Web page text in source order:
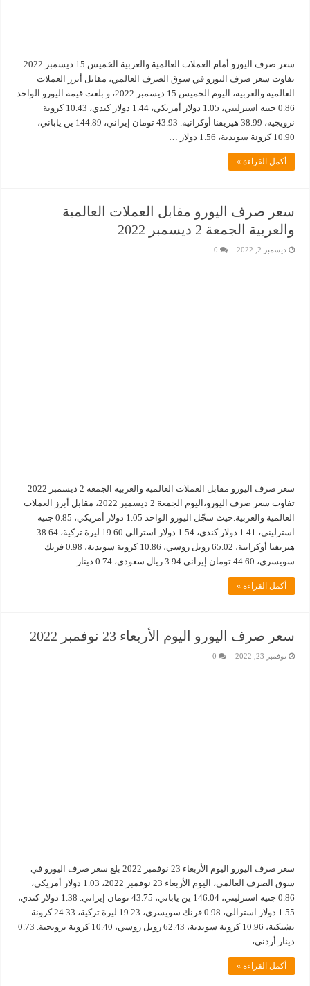
سعر صرف اليورو أمام العملات العالمية والعربية الخميس 15 ديسمبر 2022
تفاوت سعر صرف اليورو في سوق الصرف العالمي، مقابل أبرز العملات
العالمية والعربية، اليوم الخميس 15 ديسمبر 2022، و بلغت قيمة اليورو الواحد
0.86 جنيه استرليني، 1.05 دولار أمريكي، 1.44 دولار كندي، 10.43 كرونة
نرويجية، 38.99 هيريفنا أوكرانية. 43.93 تومان إيراني، 144.89 ين ياباني،
10.90 كرونة سويدية، 1.56 دولار …
أكمل القراءة »
سعر صرف اليورو مقابل العملات العالمية
والعربية الجمعة 2 ديسمبر 2022
ديسمبر 2, 2022 0
سعر صرف اليورو مقابل العملات العالمية والعربية الجمعة 2 ديسمبر 2022
تفاوت سعر صرف اليورو،اليوم الجمعة 2 ديسمبر 2022، مقابل أبرز العملات
العالمية والعربية.حيث سجّل اليورو الواحد 1.05 دولار أمريكي، 0.85 جنيه
استرليني، 1.41 دولار كندي، 1.54 دولار استرالي.19.60 ليرة تركية، 38.64
هيريفنا أوكرانية، 65.02 روبل روسي، 10.86 كرونة سويدية، 0.98 فرنك
سويسري، 44.60 تومان إيراني.3.94 ريال سعودي، 0.74 دينار …
أكمل القراءة »
سعر صرف اليورو اليوم الأربعاء 23 نوفمبر 2022
نوفمبر 23, 2022 0
سعر صرف اليورو اليوم الأربعاء 23 نوفمبر 2022 بلغ سعر صرف اليورو في
سوق الصرف العالمي، اليوم الأربعاء 23 نوفمبر 2022، 1.03 دولار أمريكي،
0.86 جنيه استرليني، 146.04 ين ياباني، 43.75 تومان إيراني. 1.38 دولار كندي،
1.55 دولار استرالي، 0.98 فرنك سويسري، 19.23 ليرة تركية، 24.33 كرونة
تشيكية، 10.96 كرونة سويدية، 62.43 روبل روسي، 10.40 كرونة نرويجية. 0.73
دينار أردني، …
أكمل القراءة »